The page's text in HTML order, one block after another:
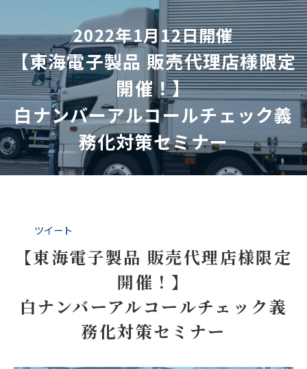
2022年1月12日開催
【東海電子製品 販売代理店様限定
開催！】
白ナンバーアルコールチェック義
務化対策セミナー
ツイート
【東海電子製品 販売代理店様限定
開催！】
白ナンバーアルコールチェック義
務化対策セミナー